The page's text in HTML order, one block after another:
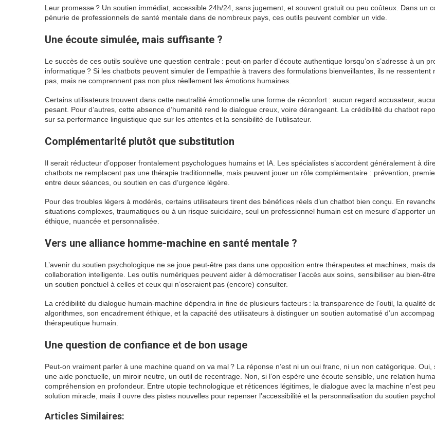
Leur promesse ? Un soutien immédiat, accessible 24h/24, sans jugement, et souvent gratuit ou peu coûteux. Dans un
pénurie de professionnels de santé mentale dans de nombreux pays, ces outils peuvent combler un vide.
Une écoute simulée, mais suffisante ?
Le succès de ces outils soulève une question centrale : peut-on parler d’écoute authentique lorsqu’on s’adresse à un
informatique ? Si les chatbots peuvent simuler de l’empathie à travers des formulations bienveillantes, ils ne ressentent
pas, mais ne comprennent pas non plus réellement les émotions humaines.
Certains utilisateurs trouvent dans cette neutralité émotionnelle une forme de réconfort : aucun regard accusateur,
pesant. Pour d’autres, cette absence d’humanité rend le dialogue creux, voire dérangeant. La crédibilité du chatbot
sur sa performance linguistique que sur les attentes et la sensibilité de l’utilisateur.
Complémentarité plutôt que substitution
Il serait réducteur d’opposer frontalement psychologues humains et IA. Les spécialistes s’accordent généralement à
chatbots ne remplacent pas une thérapie traditionnelle, mais peuvent jouer un rôle complémentaire : prévention,
entre deux séances, ou soutien en cas d’urgence légère.
Pour des troubles légers à modérés, certains utilisateurs tirent des bénéfices réels d’un chatbot bien conçu. En
situations complexes, traumatiques ou à un risque suicidaire, seul un professionnel humain est en mesure d’apporter
éthique, nuancée et personnalisée.
Vers une alliance homme-machine en santé mentale ?
L’avenir du soutien psychologique ne se joue peut-être pas dans une opposition entre thérapeutes et machines, mais
collaboration intelligente. Les outils numériques peuvent aider à démocratiser l’accès aux soins, sensibiliser au bien-
un soutien ponctuel à celles et ceux qui n’oseraient pas (encore) consulter.
La crédibilité du dialogue humain-machine dépendra in fine de plusieurs facteurs : la transparence de l’outil, la qualité
algorithmes, son encadrement éthique, et la capacité des utilisateurs à distinguer un soutien automatisé d’un
thérapeutique humain.
Une question de confiance et de bon usage
Peut-on vraiment parler à une machine quand on va mal ? La réponse n’est ni un oui franc, ni un non catégorique. Oui,
une aide ponctuelle, un miroir neutre, un outil de recentrage. Non, si l’on espère une écoute sensible, une relation
compréhension en profondeur. Entre utopie technologique et réticences légitimes, le dialogue avec la machine n’est
solution miracle, mais il ouvre des pistes nouvelles pour repenser l’accessibilité et la personnalisation du soutien
Articles Similaires: